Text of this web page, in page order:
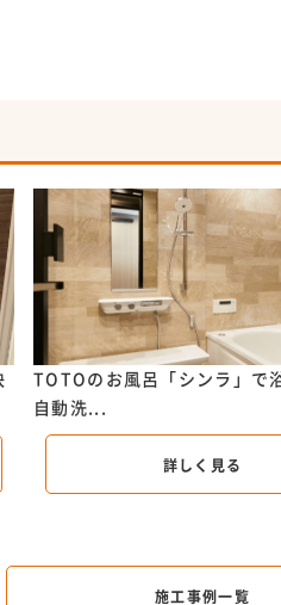
TOTOのお風呂「シンラ」で
自動洗...
詳しく見る
施工事例一覧